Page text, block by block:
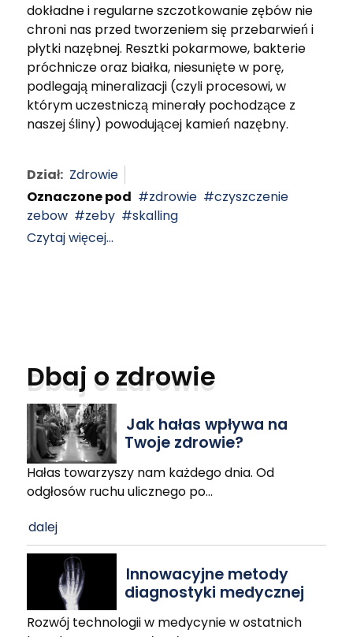
dokładne i regularne szczotkowanie zębów nie
chroni nas przed tworzeniem się przebarwień i
płytki nazębnej. Resztki pokarmowe, bakterie
próchnicze oraz białka, niesunięte w porę,
podlegają mineralizacji (czyli procesowi, w
którym uczestniczą minerały pochodzące z
naszej śliny) powodującej kamień nazębny.
Dział: Zdrowie
Oznaczone pod
zdrowie
czyszczenie
zebow
zeby
skalling
Czytaj więcej...
Dbaj o zdrowie
Jak hałas wpływa na
Twoje zdrowie?
Hałas towarzyszy nam każdego dnia. Od
odgłosów ruchu ulicznego po…
dalej
Innowacyjne metody
diagnostyki medycznej
Rozwój technologii w medycynie w ostatnich